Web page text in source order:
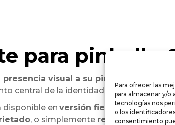
Para ofrecer las
para almacenar y/o
tecnologías nos
o los
consentimiento
para pinball –
visual a su pinball
central de la identidad de la máquina,
disponible en versión fiel al original o
, o simplemente renovar la